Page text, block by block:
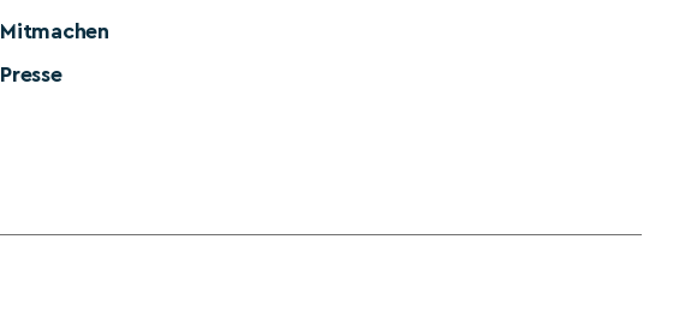
Mitmachen
Presse